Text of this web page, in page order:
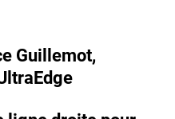
Guillemot,